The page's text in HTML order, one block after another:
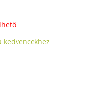
kedvencekhez